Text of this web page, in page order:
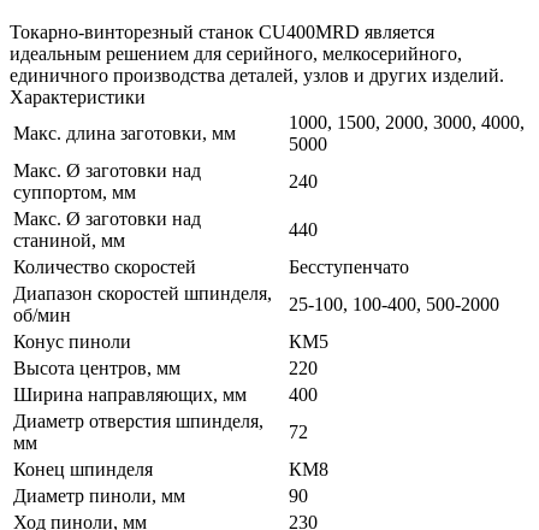
Токарно-винторезный станок СU400MRD является
идеальным решением для серийного, мелкосерийного,
единичного производства деталей, узлов и других изделий.
Характеристики
Макс. длина заготовки, мм
1000, 1500, 2000, 3000, 4000,
5000
Макс. Ø заготовки над
суппортом, мм
240
Макс. Ø заготовки над
станиной, мм
440
Количество скоростей
Бесступенчато
Диапазон скоростей шпинделя,
об/мин
25-100, 100-400, 500-2000
Конус пиноли
КМ5
Высота центров, мм
220
Ширина направляющих, мм
400
Диаметр отверстия шпинделя,
мм
72
Конец шпинделя
КМ8
Диаметр пиноли, мм
90
Ход пиноли, мм
230